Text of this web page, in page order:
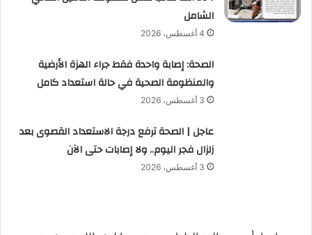
الشامل
4 أغسطس، 2026
الصحة: إصابة واحدة فقط جراء الهزة الأرضية
والمنظومة الصحية في حالة استعداد كامل
3 أغسطس، 2026
عاجل | الصحة ترفع درجة الاستعداد القصوى بعد
زلزال فجر اليوم.. ولا إصابات حتى الآن
3 أغسطس، 2026